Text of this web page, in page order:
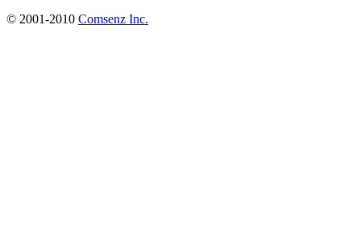
© 2001-2010 Comsenz Inc.